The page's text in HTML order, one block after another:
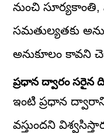
నుంచి
సమతుల్యతకు
అనుకూలం కావని
ప్రధాన ద్వారం సరైన
ఇంటి ప్రధాన
వస్తుందని